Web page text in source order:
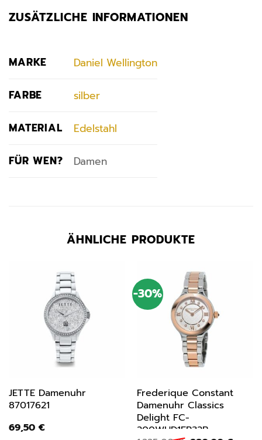
ZUSÄTZLICHE INFORMATIONEN
MARKE Daniel Wellington
FARBE silber
MATERIAL Edelstahl
FÜR WEN? Damen
ÄHNLICHE PRODUKTE
JETTE Damenuhr
87017621
69,50 €
-30%
Frederique Constant
Damenuhr Classics
Delight FC-
200WHD1ER32B